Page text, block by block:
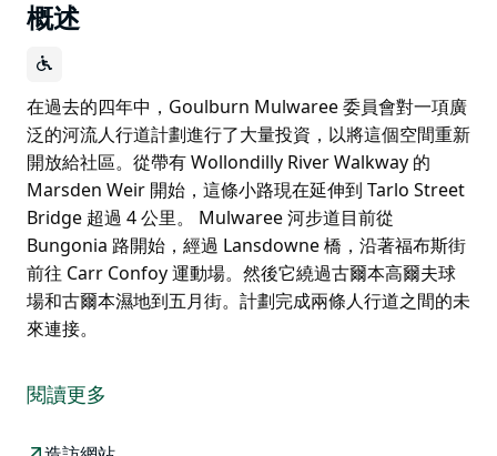
概述
在過去的四年中，Goulburn Mulwaree 委員會對一項廣
泛的河流人行道計劃進行了大量投資，以將這個空間重新
開放給社區。從帶有 Wollondilly River Walkway 的
Marsden Weir 開始，這條小路現在延伸到 Tarlo Street
Bridge 超過 4 公里。 Mulwaree 河步道目前從
Bungonia 路開始，經過 Lansdowne 橋，沿著福布斯街
前往 Carr Confoy 運動場。然後它繞過古爾本高爾夫球
場和古爾本濕地到五月街。計劃完成兩條人行道之間的未
來連接。
泛的河流人行道計劃進行了大量投資，以將這個空間重新
開放給社區。從帶有 Wollondilly River Walkway 的
Marsden Weir 開始，這條小路現在延伸到 Tarlo Street
閱讀更多